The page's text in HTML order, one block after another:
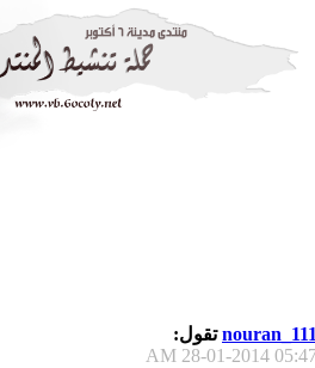
تقول:
28-01-2014 05:47